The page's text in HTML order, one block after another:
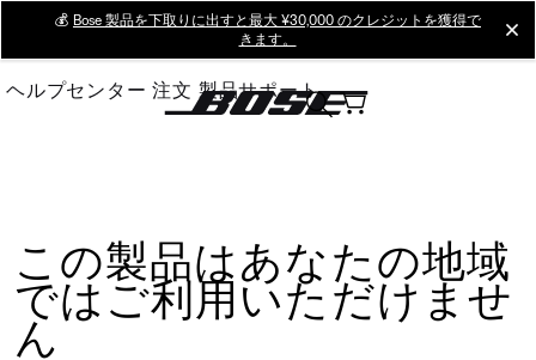
Main
💰 Bose 製品を下取りに出すと最大 ¥30,000 のクレジットを獲得で
きます。
ヘルプセンター 注文 製品サポート
この製品はあなたの地域
ではご利用いただけませ
ん